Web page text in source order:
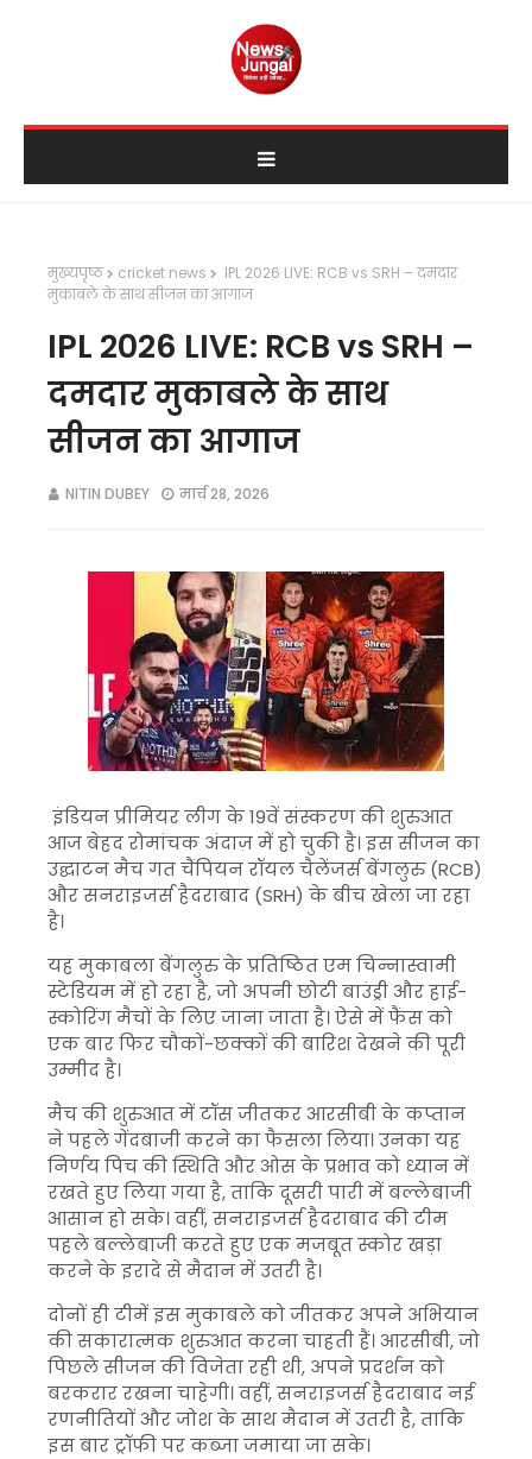
मुख्यपृष्ठ cricket news
IPL 2026 LIVE: RCB vs SRH – दमदार
मुकाबले के साथ सीजन का आगाज
IPL 2026 LIVE: RCB vs SRH –
दमदार मुकाबले के साथ
सीजन का आगाज
NITIN DUBEY मार्च 28, 2026
इंडियन प्रीमियर लीग के 19वें संस्करण की शुरुआत
आज बेहद रोमांचक अंदाज़ में हो चुकी है। इस सीजन का
उद्घाटन मैच गत चैंपियन रॉयल चैलेंजर्स बेंगलुरु (RCB)
और सनराइजर्स हैदराबाद (SRH) के बीच खेला जा रहा
है।
यह मुकाबला बेंगलुरु के प्रतिष्ठित एम चिन्नास्वामी
स्टेडियम में हो रहा है, जो अपनी छोटी बाउंड्री और हाई-
स्कोरिंग मैचों के लिए जाना जाता है। ऐसे में फैंस को
एक बार फिर चौकों-छक्कों की बारिश देखने की पूरी
उम्मीद है।
मैच की शुरुआत में टॉस जीतकर आरसीबी के कप्तान
ने पहले गेंदबाजी करने का फैसला लिया। उनका यह
निर्णय पिच की स्थिति और ओस के प्रभाव को ध्यान में
रखते हुए लिया गया है, ताकि दूसरी पारी में बल्लेबाजी
आसान हो सके। वहीं, सनराइजर्स हैदराबाद की टीम
पहले बल्लेबाजी करते हुए एक मजबूत स्कोर खड़ा
करने के इरादे से मैदान में उतरी है।
दोनों ही टीमें इस मुकाबले को जीतकर अपने अभियान
की सकारात्मक शुरुआत करना चाहती हैं। आरसीबी, जो
पिछले सीजन की विजेता रही थी, अपने प्रदर्शन को
बरकरार रखना चाहेगी। वहीं, सनराइजर्स हैदराबाद नई
रणनीतियों और जोश के साथ मैदान में उतरी है, ताकि
इस बार ट्रॉफी पर कब्जा जमाया जा सके।